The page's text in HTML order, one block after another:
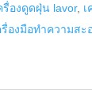
รื่องดูดฝุ่น lavor,
รื่องมือทำความสะ